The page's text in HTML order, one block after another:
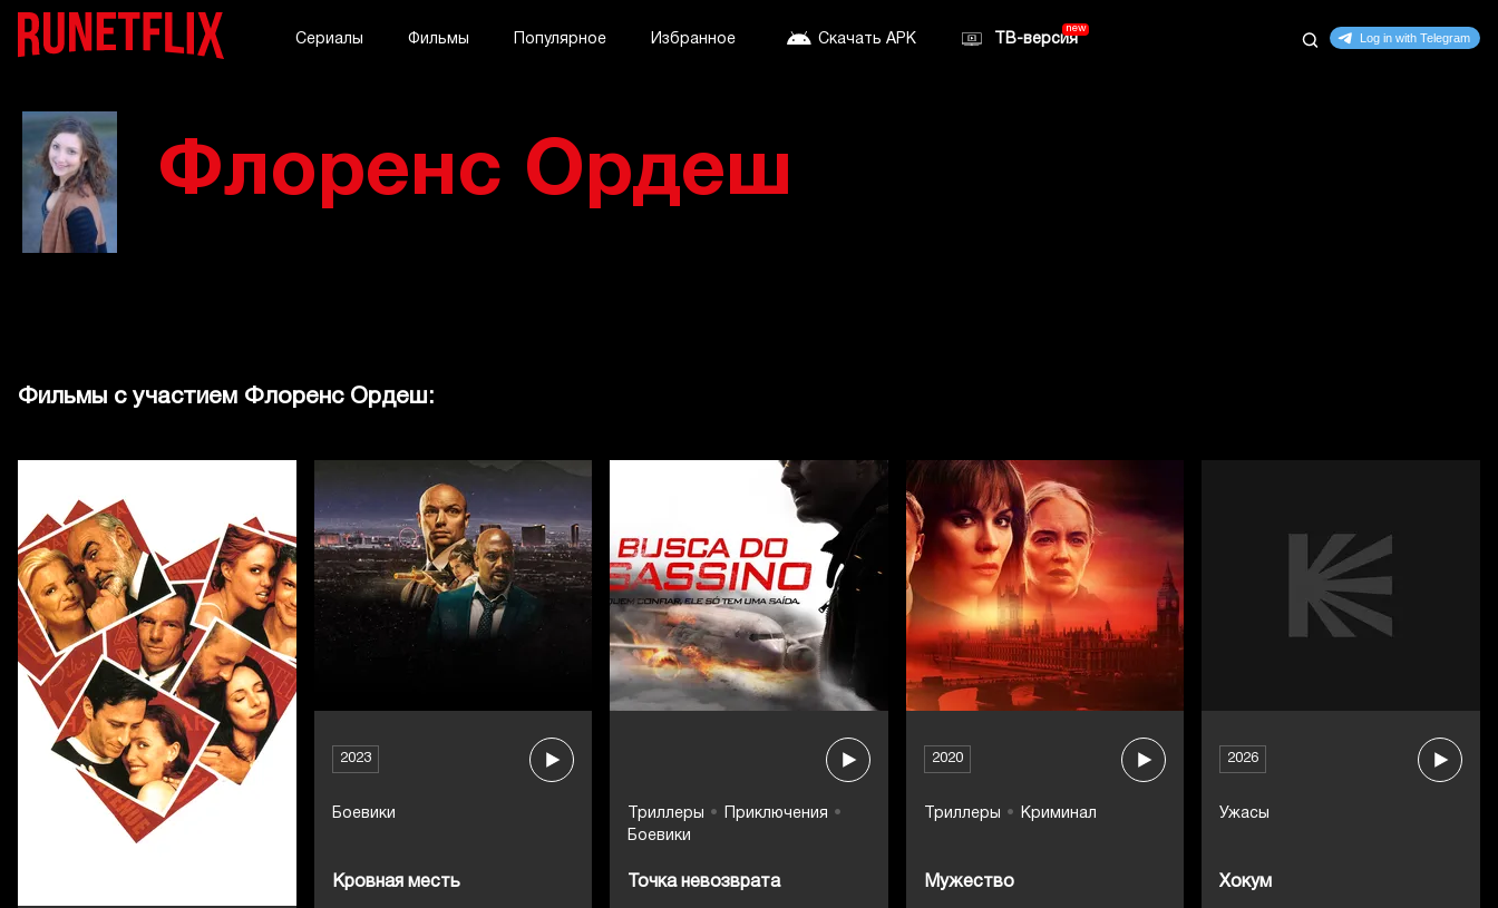
Сериалы Фильмы Популярное Избранное Скачать APK ТВ-версия
Флоренс Ордеш
Фильмы с участием Флоренс Ордеш:
2023
Боевики
Кровная месть
Триллеры
Приключения
Боевики
Точка невозврата
2020
Триллеры Криминал
Мужество
2026
Ужасы
Хокум